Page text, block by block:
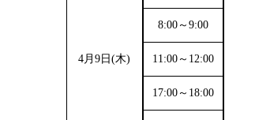
4月9日(木)
8:00～9:00
11:00～12:00
17:00～18:00